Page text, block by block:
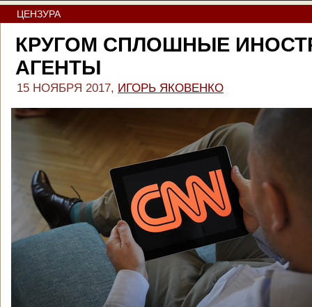
ЦЕНЗУРА
КРУГОМ СПЛОШНЫЕ
АГЕНТЫ
15 НОЯБРЯ 2017, ИГОРЬ ЯКОВЕНКО